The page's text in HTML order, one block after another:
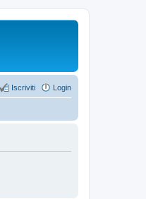
Login
Iscriviti